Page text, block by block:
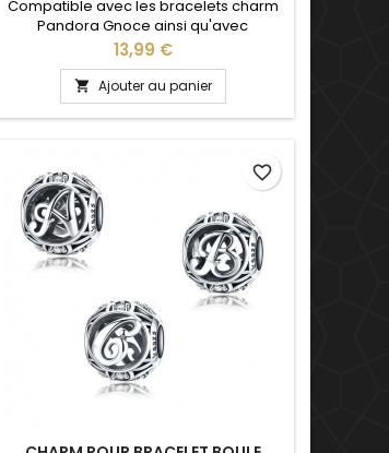
Compatible avec les bracelets charm
Pandora Gnoce ainsi qu'avec
bracelets charm de notre site idéal
pour : Noël, Saint Valentin, anniversaire,
anniversaire de mariage, fête, cadeau
Prix
13,99 €
 Ajouter au panier
favorite_border